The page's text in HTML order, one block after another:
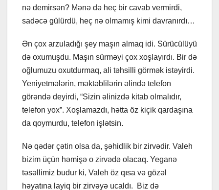
nə demirsən? Mənə də heç bir cavab vermirdi,
sadəcə gülürdü, heç nə olmamış kimi davranırdı…
Ən çox arzuladığı şey maşın almaq idi. Sürücülüyü
də oxumuşdu. Maşın sürməyi çox xoşlayırdı. Bir də
oğlumuzu oxutdurmaq, ali təhsilli görmək istəyirdi.
Yeniyetmələrin, məktəblilərin əlində telefon
görəndə deyirdi, “Sizin əlinizdə kitab olmalıdır,
telefon yox”. Xoşlamazdı, hətta öz kiçik qardaşına
da qoymurdu, telefon işlətsin.
Nə qədər çətin olsa da, şəhidlik bir zirvədir. Valeh
bizim üçün həmişə o zirvədə olacaq. Yeganə
təsəllimiz budur ki, Valeh öz qısa və gözəl
həyatına layiq bir zirvəyə ucaldı. Biz də